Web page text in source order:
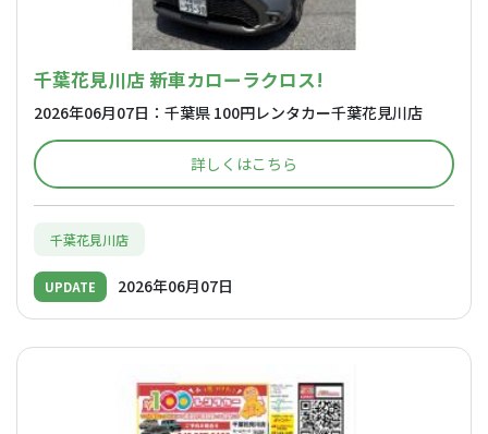
千葉花見川店 新車カローラクロス!
2026年06月07日：千葉県 100円レンタカー千葉花見川店
詳しくはこちら
千葉花見川店
UPDATE 2026年06月07日